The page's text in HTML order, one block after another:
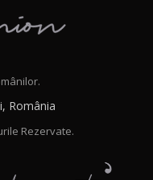
România
Rezervate.